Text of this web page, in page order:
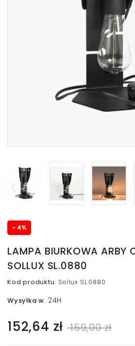
- 4%
LAMPA BIURKOWA ARBY
SOLLUX SL.0880
Kod produktu: Sollux SL.0880
Wysyłka w: 24H
152,64 zł 159,00 zł